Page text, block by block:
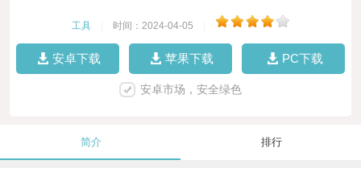
工具 时间：2024-04-05
安卓下载 苹果下载 PC下载
安卓市场，安全绿色
简介 排行